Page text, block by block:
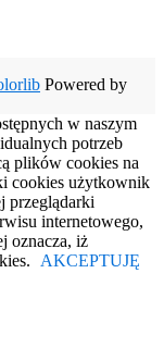
Powered by
w naszym
potrzeb
plików cookies na
cookies użytkownik
przeglądarki
internetowego,
oznacza, iż
AKCEPTUJĘ